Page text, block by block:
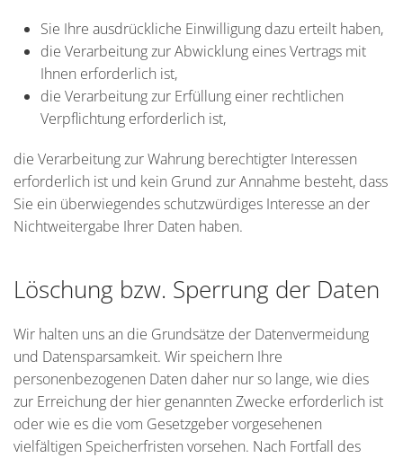
Sie Ihre ausdrückliche Einwilligung dazu erteilt haben,
die Verarbeitung zur Abwicklung eines Vertrags mit
Ihnen erforderlich ist,
die Verarbeitung zur Erfüllung einer rechtlichen
Verpflichtung erforderlich ist,
die Verarbeitung zur Wahrung berechtigter Interessen
erforderlich ist und kein Grund zur Annahme besteht, dass
Sie ein überwiegendes schutzwürdiges Interesse an der
Nichtweitergabe Ihrer Daten haben.
Löschung bzw. Sperrung der Daten
Wir halten uns an die Grundsätze der Datenvermeidung
und Datensparsamkeit. Wir speichern Ihre
personenbezogenen Daten daher nur so lange, wie dies
zur Erreichung der hier genannten Zwecke erforderlich ist
oder wie es die vom Gesetzgeber vorgesehenen
vielfältigen Speicherfristen vorsehen. Nach Fortfall des